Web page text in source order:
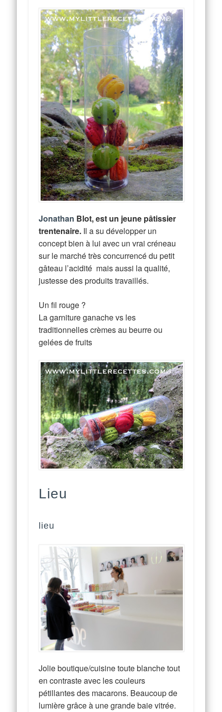
Jonathan Blot, est un jeune pâtissier
trentenaire. Il a su développer un
concept bien à lui avec un vrai créneau
sur le marché très concurrencé du petit
gâteau l’acidité mais aussi la qualité,
justesse des produits travaillés.
Un fil rouge ?
La garniture ganache vs les
traditionnelles crèmes au beurre ou
gelées de fruits
Lieu
lieu
Jolie boutique/cuisine toute blanche tout
en contraste avec les couleurs
pétillantes des macarons. Beaucoup de
lumière grâce à une grande baie vitrée.